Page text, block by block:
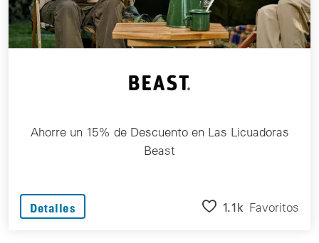
Ahorre un 15% de Descuento en Las Licuadoras
Beast
Detalles 1.1k Favoritos